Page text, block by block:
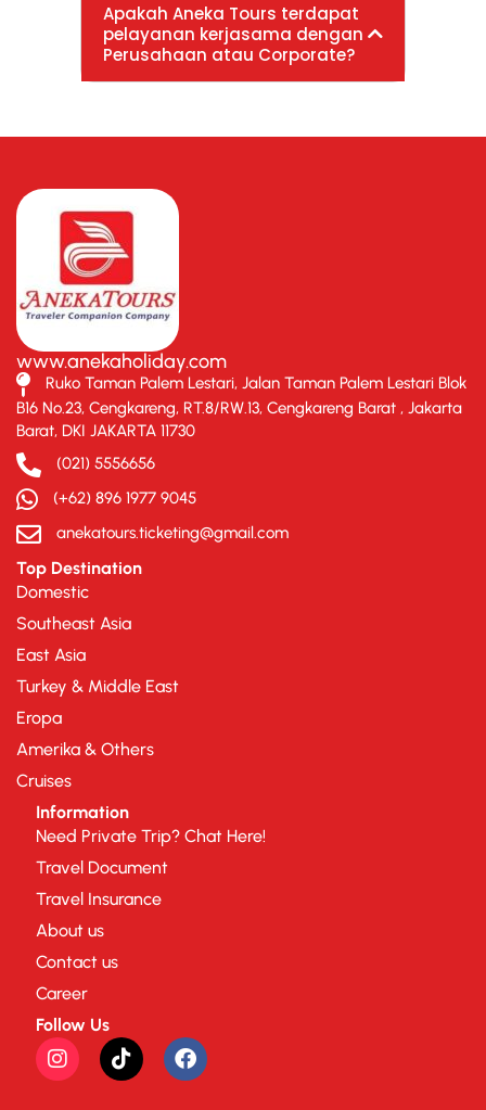
Apakah Aneka Tours terdapat
pelayanan kerjasama dengan
Perusahaan atau Corporate?
www.anekaholiday.com
Ruko Taman Palem Lestari, Jalan Taman Palem Lestari Blok
B16 No.23, Cengkareng, RT.8/RW.13, Cengkareng Barat , Jakarta
Barat, DKI JAKARTA 11730
(021) 5556656
(+62) 896 1977 9045
anekatours.ticketing@gmail.com
Top Destination
Domestic
Southeast Asia
East Asia
Turkey & Middle East
Eropa
Amerika & Others
Cruises
Information
Need Private Trip? Chat Here!
Travel Document
Travel Insurance
About us
Contact us
Career
Follow Us